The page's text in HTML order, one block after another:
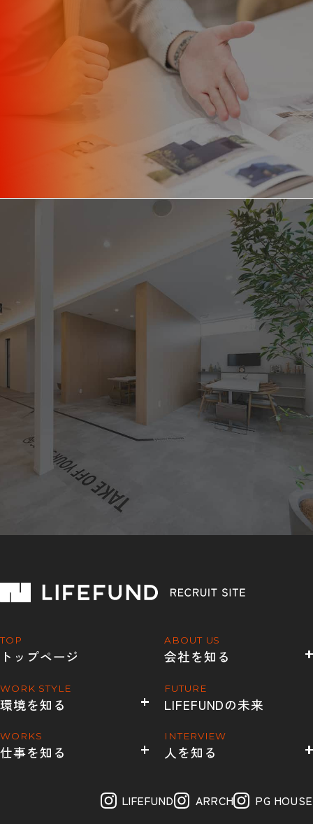
応募の前に、
まずは面談でお話ししませんか？
カジュアル面談
住宅業界の
未来をともにつくる。
LIFEFUNDに応募する
TOP
トップページ
ABOUT US
会社を知る
WORK STYLE
環境を知る
FUTURE
LIFEFUNDの未来
WORKS
仕事を知る
INTERVIEW
人を知る
LIFEFUND ARRCH PG HOUSE